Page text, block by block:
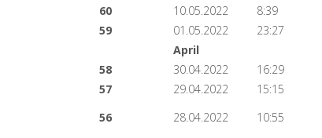
60
10.05.2022 8:39
59
01.05.2022 23:27
April
58
30.04.2022 16:29
57
29.04.2022 15:15
56
28.04.2022 10:55